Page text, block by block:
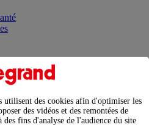
le fonctionnement des appareils
son tableau électrique
Solutions : concentrer les
de vos performances
utilisent des cookies afin d'optimiser les
des vidéos et des remontées de
des fins d'analyse de l'audience du site